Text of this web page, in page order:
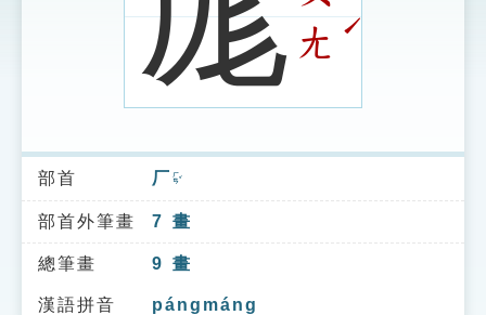
索引選單
知識索引
單字索引
生命大百科索引
ㄤˊ
部首 厂 ㄏㄢˇ
部首外筆畫 7 畫
總筆畫 9 畫
漢語拼音 pángmáng